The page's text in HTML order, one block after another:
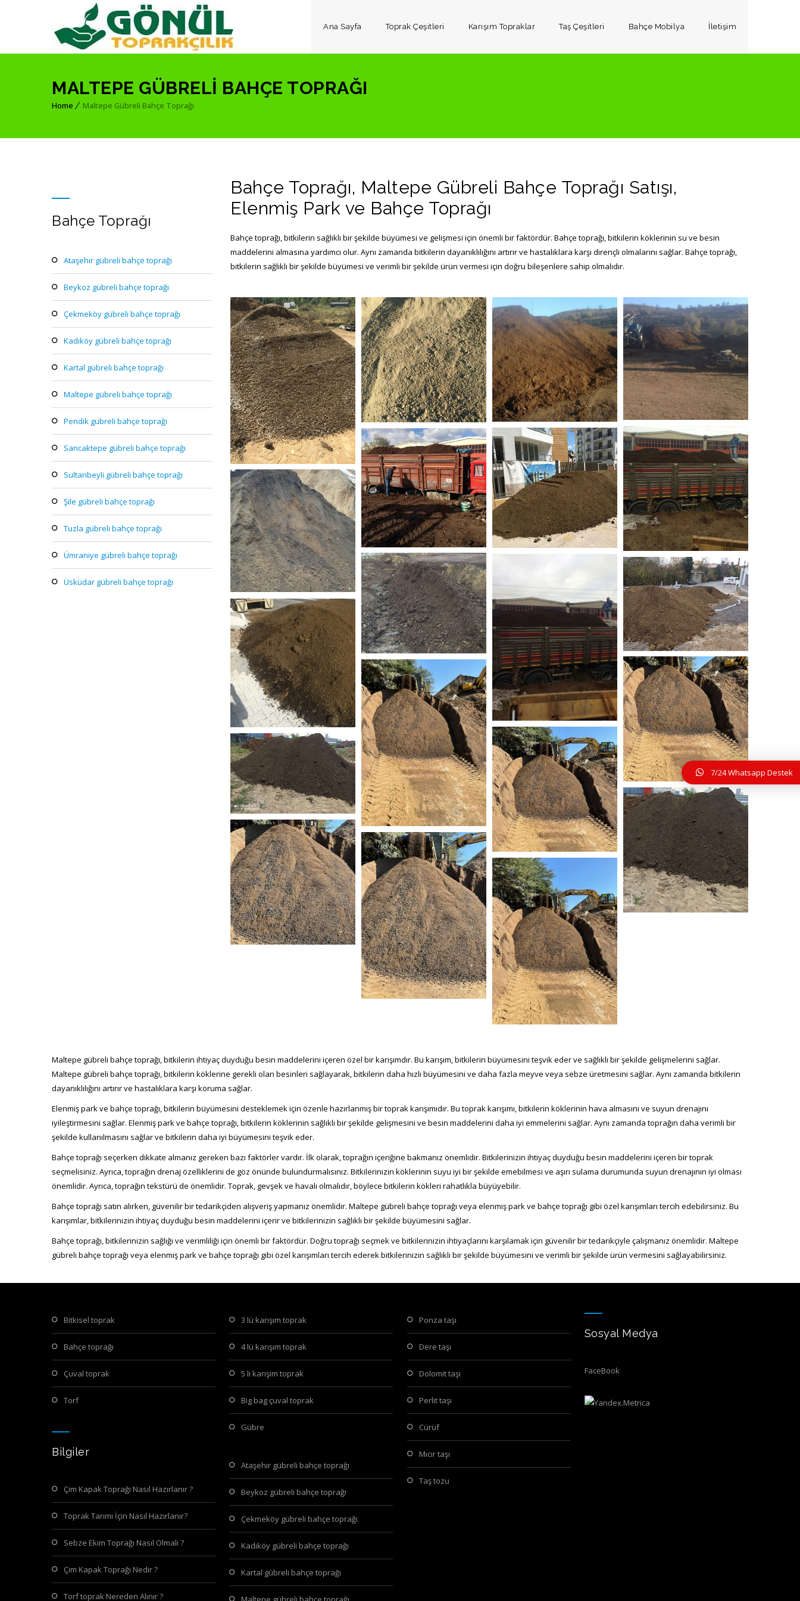
Ana Sayfa Toprak Çeşitleri Karışım Topraklar Taş Çeşitleri Bahçe Mobilya İletişim
MALTEPE GÜBRELI BAHÇE TOPRAĞI
Home Maltepe Gübreli Bahçe Toprağı
Bahçe Toprağı
ataşehir gübreli bahçe toprağı
beykoz gübreli bahçe toprağı
çekmeköy gübreli bahçe toprağı
kadıköy gübreli bahçe toprağı
kartal gübreli bahçe toprağı
maltepe gübreli bahçe toprağı
pendik gübreli bahçe toprağı
sancaktepe gübreli bahçe toprağı
sultanbeyli gübreli bahçe toprağı
şile gübreli bahçe toprağı
tuzla gübreli bahçe toprağı
ümraniye gübreli bahçe toprağı
üsküdar gübreli bahçe toprağı
Bahçe Toprağı, Maltepe Gübreli Bahçe Toprağı Satışı,
Elenmiş Park ve Bahçe Toprağı
Bahçe toprağı, bitkilerin sağlıklı bir şekilde büyümesi ve gelişmesi için önemli bir faktördür. Bahçe toprağı, bitkilerin köklerinin su ve besin
maddelerini almasına yardımcı olur. Aynı zamanda bitkilerin dayanıklılığını artırır ve hastalıklara karşı dirençli olmalarını sağlar. Bahçe toprağı,
bitkilerin sağlıklı bir şekilde büyümesi ve verimli bir şekilde ürün vermesi için doğru bileşenlere sahip olmalıdır.
bitkisel_toprak-2
bitkisel_toprak-3 bitkisel_toprak-4 bitkisel_toprak-6
bitkisel_toprak-7
bitkisel_toprak-8
bitkisel_toprak-9
bitkisel_toprak-10
bitkisel_toprak-11
bitkisel_toprak-12
IMG-20170206-WA00
14
bitkisel_toprak
nebati_toprak (4)
nebati_toprak (5) nebati_toprak (6)
nebati_toprak (7)
nebati_toprak (3)
Maltepe gübreli bahçe toprağı, bitkilerin ihtiyaç duyduğu besin maddelerini içeren özel bir karışımdır. Bu karışım, bitkilerin büyümesini teşvik eder ve sağlıklı bir şekilde gelişmelerini sağlar.
Maltepe gübreli bahçe toprağı, bitkilerin köklerine gerekli olan besinleri sağlayarak, bitkilerin daha hızlı büyümesini ve daha fazla meyve veya sebze üretmesini sağlar. Aynı zamanda bitkilerin
dayanıklılığını artırır ve hastalıklara karşı koruma sağlar.
Elenmiş park ve bahçe toprağı, bitkilerin büyümesini desteklemek için özenle hazırlanmış bir toprak karışımıdır. Bu toprak karışımı, bitkilerin köklerinin hava almasını ve suyun drenajını
iyileştirmesini sağlar. Elenmiş park ve bahçe toprağı, bitkilerin köklerinin sağlıklı bir şekilde gelişmesini ve besin maddelerini daha iyi emmelerini sağlar. Aynı zamanda toprağın daha verimli bir
şekilde kullanılmasını sağlar ve bitkilerin daha iyi büyümesini teşvik eder.
Bahçe toprağı seçerken dikkate almanız gereken bazı faktörler vardır. İlk olarak, toprağın içeriğine bakmanız önemlidir. Bitkilerinizin ihtiyaç duyduğu besin maddelerini içeren bir toprak
seçmelisiniz. Ayrıca, toprağın drenaj özelliklerini de göz önünde bulundurmalısınız. Bitkilerinizin köklerinin suyu iyi bir şekilde emebilmesi ve aşırı sulama durumunda suyun drenajının iyi olması
önemlidir. Ayrıca, toprağın tekstürü de önemlidir. Toprak, gevşek ve havalı olmalıdır, böylece bitkilerin kökleri rahatlıkla büyüyebilir.
Bahçe toprağı satın alırken, güvenilir bir tedarikçiden alışveriş yapmanız önemlidir. Maltepe gübreli bahçe toprağı veya elenmiş park ve bahçe toprağı gibi özel karışımları tercih edebilirsiniz. Bu
karışımlar, bitkilerinizin ihtiyaç duyduğu besin maddelerini içerir ve bitkilerinizin sağlıklı bir şekilde büyümesini sağlar.
Bahçe toprağı, bitkilerinizin sağlığı ve verimliliği için önemli bir faktördür. Doğru toprağı seçmek ve bitkilerinizin ihtiyaçlarını karşılamak için güvenilir bir tedarikçiyle çalışmanız önemlidir. Maltepe
gübreli bahçe toprağı veya elenmiş park ve bahçe toprağı gibi özel karışımları tercih ederek bitkilerinizin sağlıklı bir şekilde büyümesini ve verimli bir şekilde ürün vermesini sağlayabilirsiniz.
bitkisel toprak
bahçe toprağı
çuval toprak
torf
Bilgiler
Çim Kapak Toprağı Nasıl Hazırlanır ?
Toprak Tarımı İçin Nasıl Hazırlanır?
Sebze Ekim Toprağı Nasıl Olmalı ?
Çim Kapak Toprağı Nedir ?
Torf toprak Nereden Alınır ?
3 lü karışım toprak
4 lü karışım toprak
5 li karışım toprak
big bag çuval toprak
gübre
ataşehir gübreli bahçe toprağı
beykoz gübreli bahçe toprağı
çekmeköy gübreli bahçe toprağı
kadıköy gübreli bahçe toprağı
kartal gübreli bahçe toprağı
ponza taşı
dere taşı
dolomit taşı
perlit taşı
cürüf
mıcır taşı
taş tozu
Sosyal Medya
FaceBook
7/24 Whatsapp Destek